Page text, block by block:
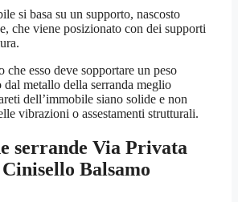
si basa su un supporto, nascosto
che viene posizionato con dei supporti
che esso deve sopportare un peso
dal metallo della serranda meglio
dell’immobile siano solide e non
vibrazioni o assestamenti strutturali.
serrande Via Privata
Balsamo